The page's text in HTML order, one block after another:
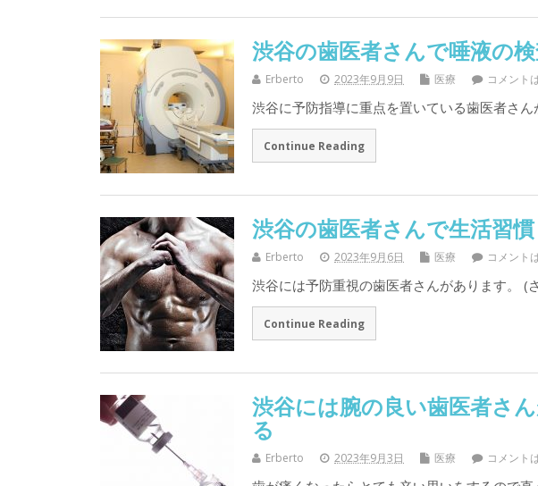
渋谷の歯医者さんで唾液の
Erberto 2023年9月9日 医療 コメント
渋谷に予防指導に重点を置いている歯医者さ
Continue Reading
渋谷の歯医者さんで生活習
Erberto 2023年9月6日 医療 コメント
渋谷には予防重視の歯医者さんがあります。 (
Continue Reading
渋谷には腕の良い歯医者さ
る
Erberto 2023年9月3日 医療 コメント